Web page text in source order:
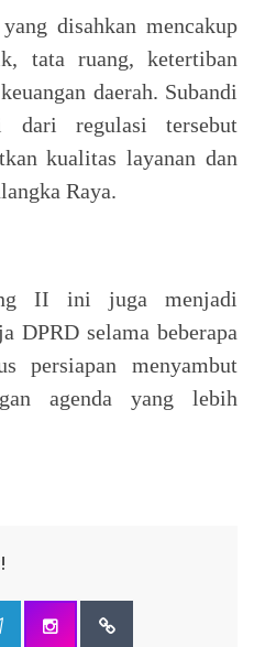
disahkan mencakup
tata ruang, ketertiban
daerah. Subandi
dari regulasi tersebut
kualitas layanan dan
Raya.
II ini juga menjadi
DPRD selama beberapa
persiapan menyambut
agenda yang lebih